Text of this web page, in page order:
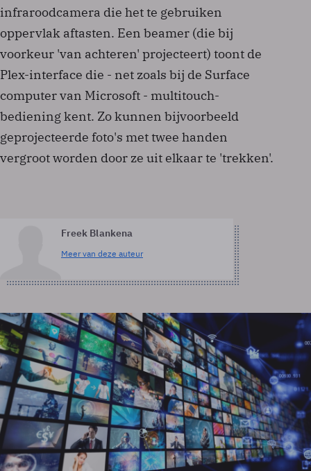
infraroodcamera die het te gebruiken
oppervlak aftasten. Een beamer (die bij
voorkeur 'van achteren' projecteert) toont de
Plex-interface die - net zoals bij de Surface
computer van Microsoft - multitouch-
bediening kent. Zo kunnen bijvoorbeeld
geprojecteerde foto's met twee handen
vergroot worden door ze uit elkaar te 'trekken'.
Freek Blankena
Meer van deze auteur